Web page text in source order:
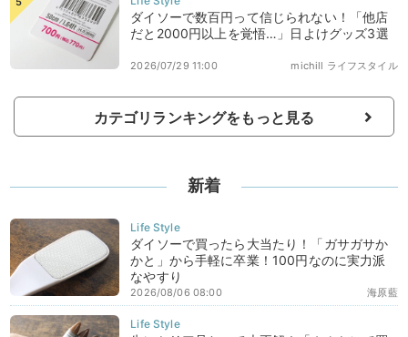
ダイソーで数百円って信じられない！「他店
だと2000円以上を覚悟…」日よけグッズ3選
michill ライフスタイル
2026/07/29 11:00
カテゴリランキングをもっと見る
新着
ダイソーで買ったら大当たり！「ガサガサか
かと」から手軽に卒業！100円なのに実力派
なやすり
海原藍
2026/08/06 08:00